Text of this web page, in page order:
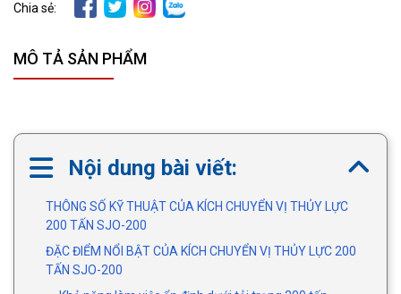
Chia sẻ:
MÔ TẢ SẢN PHẨM
Nội dung bài viết:
THÔNG SỐ KỸ THUẬT CỦA KÍCH CHUYỂN VỊ THỦY LỰC
200 TẤN SJO-200
ĐẶC ĐIỂM NỔI BẬT CỦA KÍCH CHUYỂN VỊ THỦY LỰC 200
TẤN SJO-200